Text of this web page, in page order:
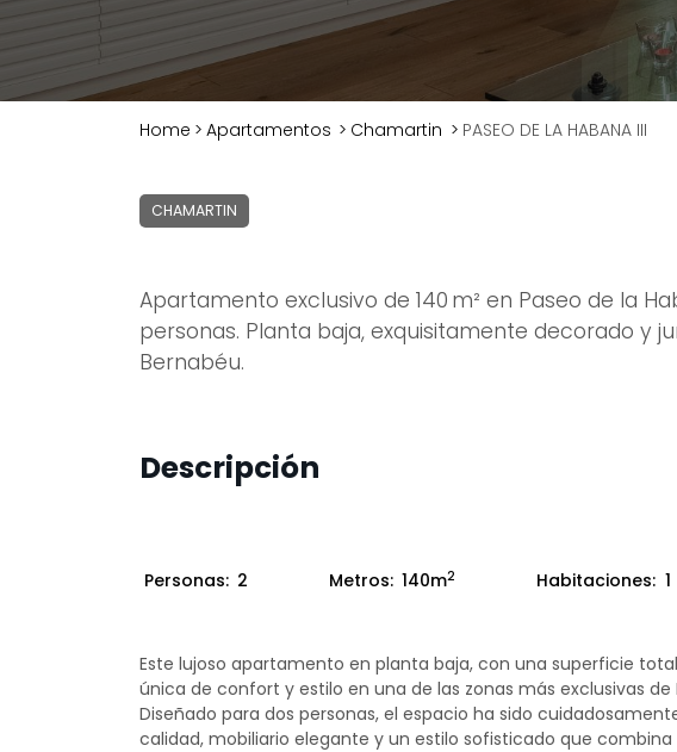
Home > Apartamentos > Chamartin > PASEO DE LA HABANA III
CHAMARTIN
Apartamento exclusivo de 140 m² en Paseo de la
personas. Planta baja, exquisitamente decorado y
Bernabéu.
Descripción
Personas: 2 Metros: 140m2 Habitaciones: 1
Este lujoso apartamento en planta baja, con una superficie
única de confort y estilo en una de las zonas más exclusivas de
Diseñado para dos personas, el espacio ha sido
calidad, mobiliario elegante y un estilo sofisticado que